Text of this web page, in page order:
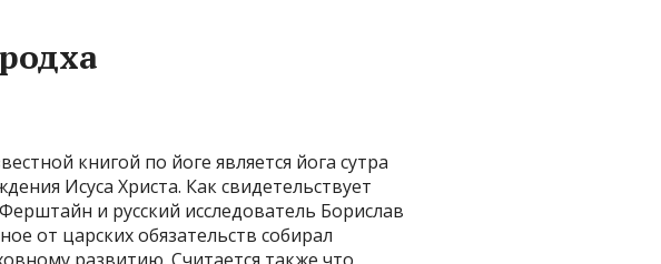
книгой по йоге является йога сутра
Исуса Христа. Как свидетельствует
и русский исследователь Борислав
от царских обязательств собирал